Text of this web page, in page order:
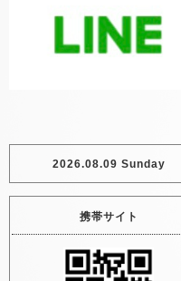
2026.08.09 Sunday
携帯サイト